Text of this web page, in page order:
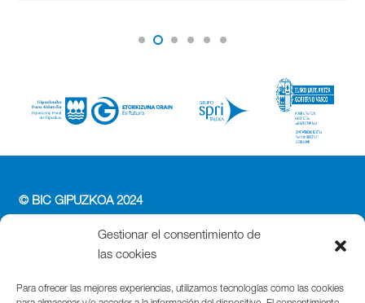
Gestionar el consentimiento de
las cookies
Para ofrecer las mejores experiencias, utilizamos tecnologías como las cookies
© BIC GIPUZKOA 2024
PERFIL DEL CONTRATANTE
ACCESIBILIDAD
POLÍTICA DE COOKIES